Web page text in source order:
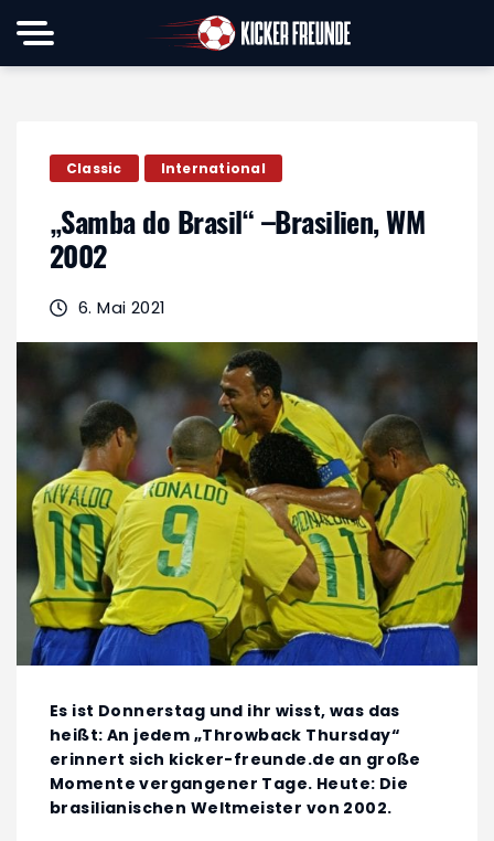
Classic International
„Samba do Brasil“ –Brasilien, WM
2002
6. Mai 2021
Es ist Donnerstag und ihr wisst, was das
heißt: An jedem „Throwback Thursday“
erinnert sich kicker-freunde.de an große
Momente vergangener Tage. Heute: Die
brasilianischen Weltmeister von 2002.